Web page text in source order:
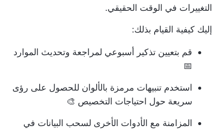
التغييرات في الوقت الحقيقي.
إليك كيفية القيام بذلك:
قم بتعيين تذكير أسبوعي لمراجعة وتحديث الموارد
📅
استخدم تنبيهات مرمزة بالألوان للحصول على رؤى
سريعة حول احتياجات التخصيص 🎨
المزامنة مع الأدوات الأخرى لسحب البيانات في